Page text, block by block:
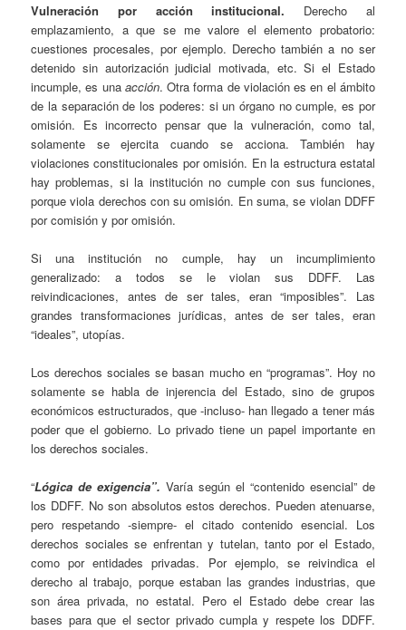
Vulneración por acción institucional. Derecho al
emplazamiento, a que se me valore el elemento probatorio:
cuestiones procesales, por ejemplo. Derecho también a no ser
detenido sin autorización judicial motivada, etc. Si el Estado
incumple, es una acción. Otra forma de violación es en el ámbito
de la separación de los poderes: si un órgano no cumple, es por
omisión. Es incorrecto pensar que la vulneración, como tal,
solamente se ejercita cuando se acciona. También hay
violaciones constitucionales por omisión. En la estructura estatal
hay problemas, si la institución no cumple con sus funciones,
porque viola derechos con su omisión. En suma, se violan DDFF
por comisión y por omisión.
Si una institución no cumple, hay un incumplimiento
generalizado: a todos se le violan sus DDFF. Las
reivindicaciones, antes de ser tales, eran “imposibles”. Las
grandes transformaciones jurídicas, antes de ser tales, eran
“ideales”, utopías.
Los derechos sociales se basan mucho en “programas”. Hoy no
solamente se habla de injerencia del Estado, sino de grupos
económicos estructurados, que -incluso- han llegado a tener más
poder que el gobierno. Lo privado tiene un papel importante en
los derechos sociales.
“Lógica de exigencia”.Varía según el “contenido esencial” de
los DDFF. No son absolutos estos derechos. Pueden atenuarse,
pero respetando -siempre- el citado contenido esencial. Los
derechos sociales se enfrentan y tutelan, tanto por el Estado,
como por entidades privadas. Por ejemplo, se reivindica el
derecho al trabajo, porque estaban las grandes industrias, que
son área privada, no estatal. Pero el Estado debe crear las
bases para que el sector privado cumpla y respete los DDFF.